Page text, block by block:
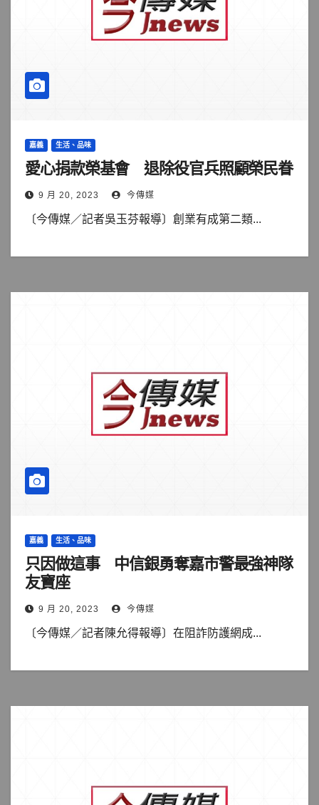
嘉義 生活、品味
愛心捐款榮基會 退除役官兵照顧榮民眷
9 月 20, 2023 今傳媒
〔今傳媒／記者吳玉芬報導〕創業有成第二類...
嘉義 生活、品味
只因做這事 中信銀勇奪嘉市警最強神隊
友寶座
9 月 20, 2023 今傳媒
〔今傳媒／記者陳允得報導〕在阻詐防護網成...